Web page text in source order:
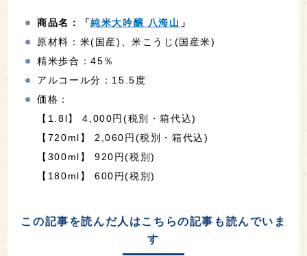
商品名：「純米大吟醸 八海山 」
原材料：米(国産)、米こうじ(国産米)
精米歩合：45％
アルコール分：15.5度
価格：
【1.8l】 4,000円(税別・箱代込)
【720ml】 2,060円(税別・箱代込)
【300ml】 920円(税別)
【180ml】 600円(税別)
この記事を読んだ人はこちらの記事も読んでいま
す